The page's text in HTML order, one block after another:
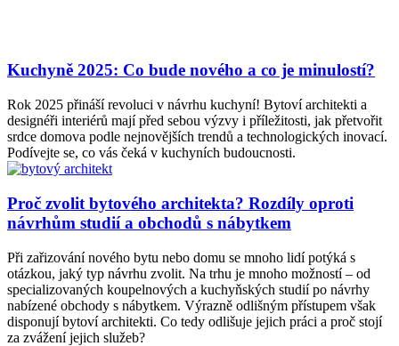
Kuchyně 2025: Co bude nového a co je minulostí?
Rok 2025 přináší revoluci v návrhu kuchyní! Bytoví architekti a
designéři interiérů mají před sebou výzvy i příležitosti, jak přetvořit
srdce domova podle nejnovějších trendů a technologických inovací.
Podívejte se, co vás čeká v kuchyních budoucnosti.
Proč zvolit bytového architekta? Rozdíly oproti
návrhům studií a obchodů s nábytkem
Při zařizování nového bytu nebo domu se mnoho lidí potýká s
otázkou, jaký typ návrhu zvolit. Na trhu je mnoho možností – od
specializovaných koupelnových a kuchyňských studií po návrhy
nabízené obchody s nábytkem. Výrazně odlišným přístupem však
disponují bytoví architekti. Co tedy odlišuje jejich práci a proč stojí
za zvážení jejich služeb?